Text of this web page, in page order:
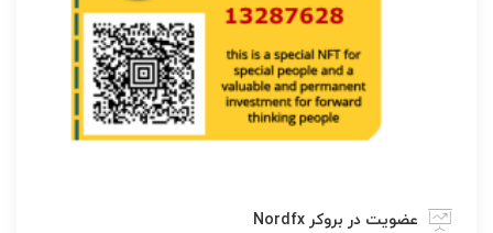
عضویت در بروکر Nordfx